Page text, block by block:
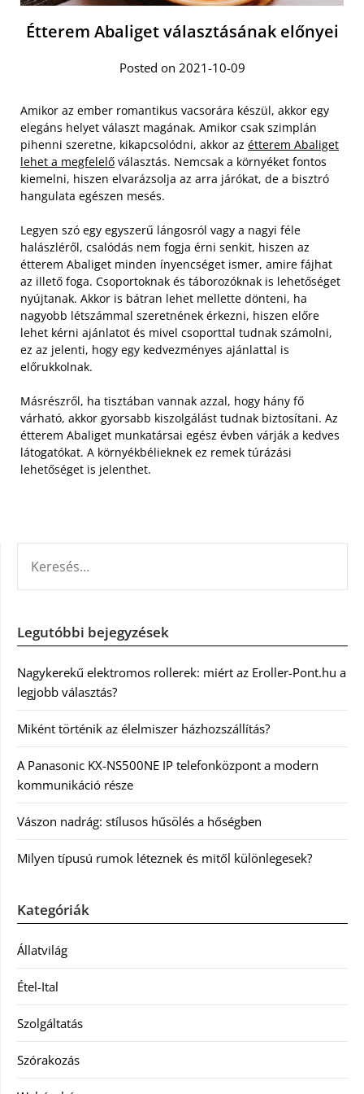
Étterem Abaliget választásának előnyei
Posted on 2021-10-09
Amikor az ember romantikus vacsorára készül, akkor egy
elegáns helyet választ magának. Amikor csak szimplán
pihenni szeretne, kikapcsolódni, akkor az étterem Abaliget
lehet a megfelelő választás. Nemcsak a környéket fontos
kiemelni, hiszen elvarázsolja az arra járókat, de a bisztró
hangulata egészen mesés.
Legyen szó egy egyszerű lángosról vagy a nagyi féle
halászléről, csalódás nem fogja érni senkit, hiszen az
étterem Abaliget minden ínyencséget ismer, amire fájhat
az illető foga. Csoportoknak és táborozóknak is lehetőséget
nyújtanak. Akkor is bátran lehet mellette dönteni, ha
nagyobb létszámmal szeretnének érkezni, hiszen előre
lehet kérni ajánlatot és mivel csoporttal tudnak számolni,
ez az jelenti, hogy egy kedvezményes ajánlattal is
előrukkolnak.
Másrészről, ha tisztában vannak azzal, hogy hány fő
várható, akkor gyorsabb kiszolgálást tudnak biztosítani. Az
étterem Abaliget munkatársai egész évben várják a kedves
látogatókat. A környékbélieknek ez remek túrázási
lehetőséget is jelenthet.
Legutóbbi bejegyzések
Nagykerekű elektromos rollerek: miért az Eroller-Pont.hu a
legjobb választás?
Miként történik az élelmiszer házhozszállítás?
A Panasonic KX-NS500NE IP telefonközpont a modern
kommunikáció része
Vászon nadrág: stílusos hűsölés a hőségben
Milyen típusú rumok léteznek és mitől különlegesek?
Kategóriák
Állatvilág
Étel-Ital
Szolgáltatás
Szórakozás